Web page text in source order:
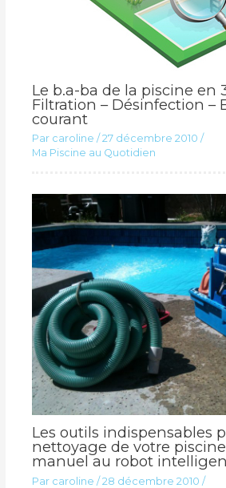
Le b.a-ba de la piscine en
Filtration – Désinfection –
courant
Par caroline /27 décembre 2010 /
Ma Piscine au Quotidien
Les outils indispensables
nettoyage de votre
manuel au robot
Par caroline /28 décembre 2010 /